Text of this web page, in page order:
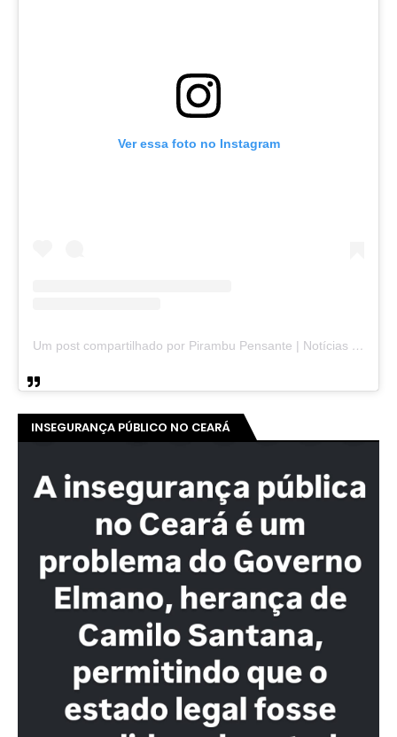
Ver essa foto no Instagram
Um post compartilhado por Pirambu Pensante | Notícias & Entretenimento (@pirambupensante)
INSEGURANÇA PÚBLICO NO CEARÁ